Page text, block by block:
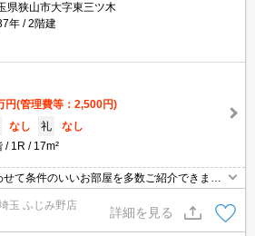
県狭山市大字東三ツ木
年
2階建
円(管理費等：2,500円)
なし 礼
なし
1R 17m²
て条件のいいお部屋を多数ご紹介できます♪
ウジングまで是非お問い合わせください！
玉 ふじみ野店
詳細を見る